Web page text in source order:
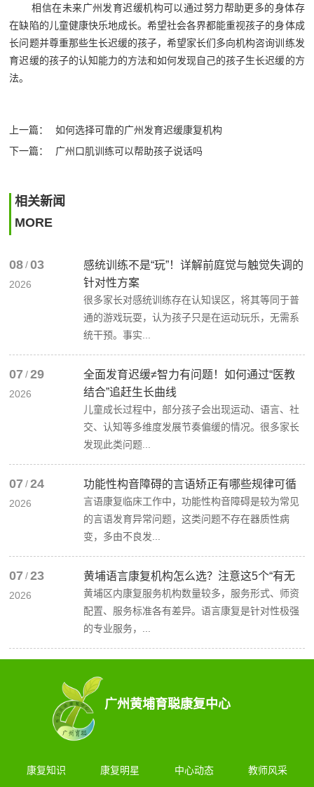
相信在未来广州发育迟缓机构可以通过努力帮助更多的身体存
在缺陷的儿童健康快乐地成长。希望社会各界都能重视孩子的身体成
长问题并尊重那些生长迟缓的孩子，希望家长们多向机构咨询训练发
育迟缓的孩子的认知能力的方法和如何发现自己的孩子生长迟缓的方
法。
上一篇：
如何选择可靠的广州发育迟缓康复机构
下一篇：
广州口肌训练可以帮助孩子说话吗
相关新闻
MORE
08 / 03
2026
感统训练不是“玩”！详解前庭觉与触觉失调的
针对性方案
很多家长对感统训练存在认知误区，将其等同于普
通的游戏玩耍，认为孩子只是在运动玩乐，无需系
统干预。事实...
07 / 29
2026
全面发育迟缓≠智力有问题！如何通过“医教
结合”追赶生长曲线
儿童成长过程中，部分孩子会出现运动、语言、社
交、认知等多维度发展节奏偏缓的情况。很多家长
发现此类问题...
07 / 24
2026
功能性构音障碍的言语矫正有哪些规律可循
言语康复临床工作中，功能性构音障碍是较为常见
的言语发育异常问题，这类问题不存在器质性病
变，多由不良发...
07 / 23
2026
黄埔语言康复机构怎么选？注意这5个“有无
黄埔区内康复服务机构数量较多，服务形式、师资
配置、服务标准各有差异。语言康复是针对性极强
的专业服务，...
广州黄埔育聪康复中心
康复知识 康复明星 中心动态 教师风采